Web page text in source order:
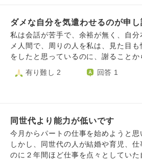
上司に報告しなくてはいけないのです
失くなってしまうのが恐ろしくて報
う所がまた、許せないと言うか嫌に
バレない、と悪魔が囁きます。 犯罪
なら、思い切って上司に伝えた方が良
く思うのを楽になりたいのなら、告
こんな最低な人間に一言かけていただ
今日、仕事に行ったら、まず、私の
みます。
ダメな自分を気遣わせるのが申
私は会話が苦手で、余裕が無く、自
メ人間で、周りの人を私は、見た目
をしたと思っているのに、謝ることか
周りに不快な思いをさせているのに、
多く、気遣ってくれるため、とても申
有り難し 2 回答 1
同世代より能力が低いです
今月からパートの仕事を始めようと思
しかし、同世代の人が結婚や育児、
のに２年間ほど仕事を点々としていた